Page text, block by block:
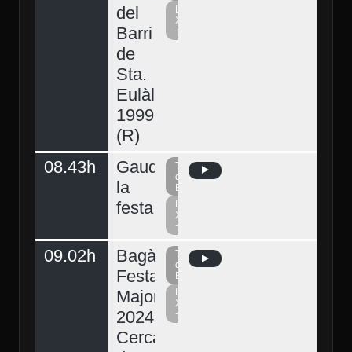
del
Barri
de
Sta.
Eulàlia
1999
(R)
La
Xarxa
+
08.43h
Gaudeix
la
festa
Televisió
del
Berguedà
La
Xarxa
+
09.02h
Bagà,
Festa
Major
2024.
Cercavila
Televisió
del
Berguedà
La
Xarxa
+